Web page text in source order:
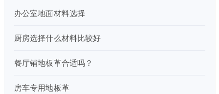
办公室地面材料选择
厨房选择什么材料比较好
餐厅铺地板革合适吗？
房车专用地板革